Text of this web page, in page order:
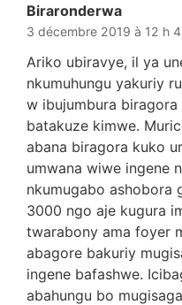
Biraronderwa
3 décembre 2019 à 12 h
Ariko ubiravye, il ya
nkumuhungu yakuriy
w ibujumbura biragora
batakuze kimwe.
abana biragora kuko
umwana wiwe ingene
nkumugabo ashobora
3000 ngo aje kugura
twarabony ama foyer
abagore bakuriy
ingene bafashwe.
abahungu bo